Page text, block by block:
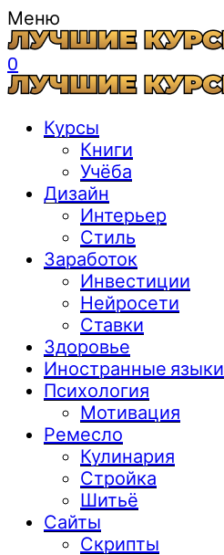
Меню
0
Курсы
Книги
Учёба
Дизайн
Интерьер
Стиль
Заработок
Инвестиции
Нейросети
Ставки
Здоровье
Иностранные языки
Психология
Мотивация
Ремесло
Кулинария
Стройка
Шитьё
Сайты
Скрипты